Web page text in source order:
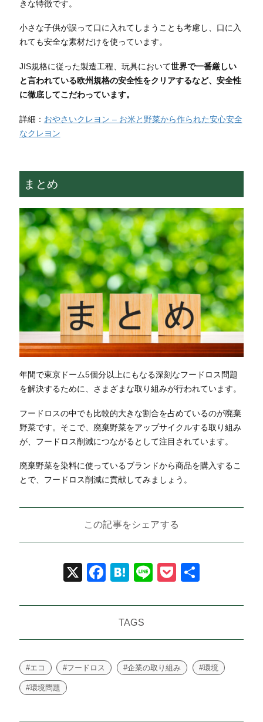
きな特徴です。
小さな子供が誤って口に入れてしまうことも考慮し、口に入
れても安全な素材だけを使っています。
JIS規格に従った製造工程、玩具において世界で一番厳しい
と言われている欧州規格の安全性をクリアするなど、安全性
に徹底してこだわっています。
詳細： おやさいクレヨン – お米と野菜から作られた安心安全
なクレヨン
まとめ
年間で東京ドーム5個分以上にもなる深刻なフードロス問題
を解決するために、さまざまな取り組みが行われています。
フードロスの中でも比較的大きな割合を占めているのが廃棄
野菜です。そこで、廃棄野菜をアップサイクルする取り組み
が、フードロス削減につながるとして注目されています。
廃棄野菜を染料に使っているブランドから商品を購入するこ
とで、フードロス削減に貢献してみましょう。
この記事をシェアする
X Facebook
Hatena
LinePocket
TAGS
#エコ #フードロス #企業の取り組み #環境
#環境問題